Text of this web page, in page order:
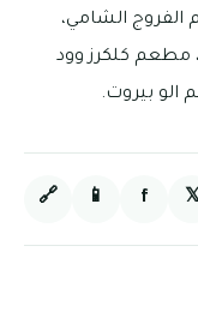
الشامي،
كلكرز وود
الو بيروت.
f
📱
🔗